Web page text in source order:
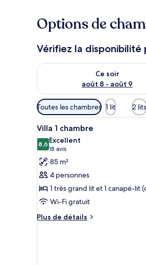
Options de
Vérifiez la disponibilité
Ce soir
août 8 - août 9
Vérifier la disponibilité pour
Filtres
disponibles
pour
les
chambres
Toutes les chambres 1 lit 2 lits
Afficher
toutes
les
photos
pour
ce
type
de
chambre :
4
Villa 1 chambre
8,68,6 sur 10
Excellent
18 avis
(18 avis)
85 m²
4 personnes
1 très grand lit et 1 canapé-lit
Wi-Fi gratuit
Plus de détails
Plus